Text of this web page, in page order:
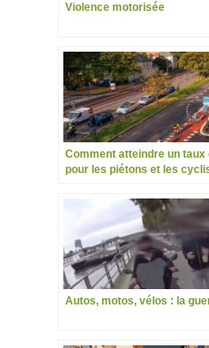
Violence motorisée
Comment atteindre un
pour les piétons et les
Autos, motos, vélos : la